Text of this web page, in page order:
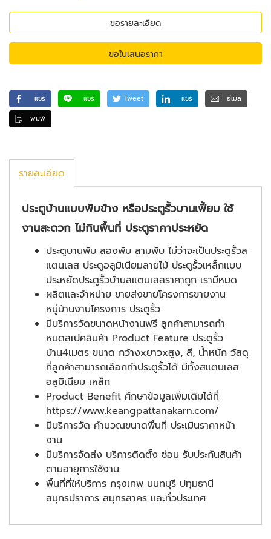
ขอรายละเอียด
ขอใบเสนอราคา
แชร์ แชร์ Tweet แชร์
อีเมล
พิมพ์
รายละเอียด
ประตูบ้านแบบพับข้าง หรือประตูรั้วบานเฟี้ยม ใช้
งานสะดวก ไม่กินพื้นที่ ประตูราคาประหยัด
ประตูบานพับ สองพับ สามพับ ไม่ว่าจะเป็นประตูรั้วส
แตนเลส ประตูอลูมิเนียมลายไม้ ประตูรั้วเหล็กแบบ
ประหยัดประตูรั้วบ้านสแตนเลสราคาถูก เรามีหมด
ผลิตและจำหน่าย ขายส่งขายโครงการขายงาน
หมู่บ้านงานโครงการ ประตูรั้ว
มีบริการวัดขนาดหน้างานฟรี ลูกค้าสามารถกำ
หนดสเปคสินค้า Product Feature ประตูรั้ว
บ้าน4เมตร ขนาด กว้างxยาวxสูง, สี, น้ำหนัก วัสดุ
ที่ลูกค้าสามารถเลือกทำประตูรั้วได้ มีทั้งสแตนเลส
อลูมิเนียม เหล็ก
Product Benefit ศึกษาข้อมูลเพิ่มเติมได้ที่
https://www.keangpattanakarn.com/
มีบริการวัด คำนวณขนาดพื้นที่ ประเมินราคาหน้า
งาน
มีบริการจัดส่ง บริการติดตั้ง ซ่อม รับประกันสินค้า
ตามอายุการใช้งาน
พื้นที่ที่ให้บริการ กรุงเทพ นนทบุรี ปทุมธานี
สมุทรปราการ สมุทรสาคร และทั่วประเทศ